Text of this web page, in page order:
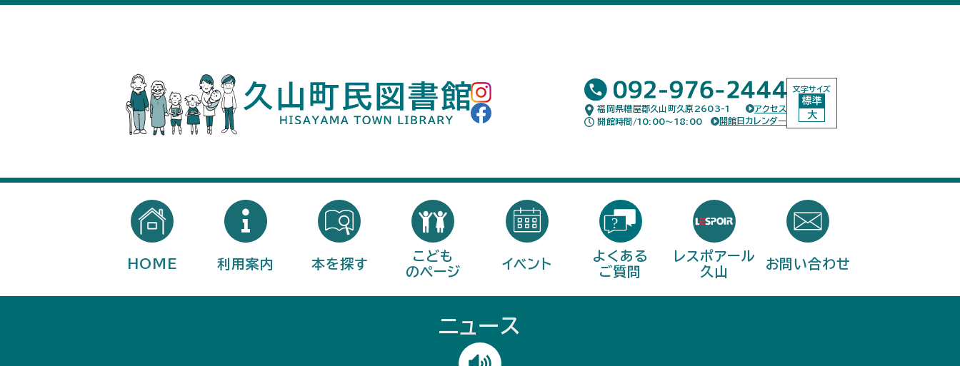
福岡県糟屋郡久山町久原2603-1
アクセス
開館時間/10:00〜18:00
開館日カレンダー
文字サイズ
標準
大
HOME 利用案内 本を探す
こども
のページ
イベント
よくある
ご質問
レスポアール
久山
お問い合わせ
ニュース